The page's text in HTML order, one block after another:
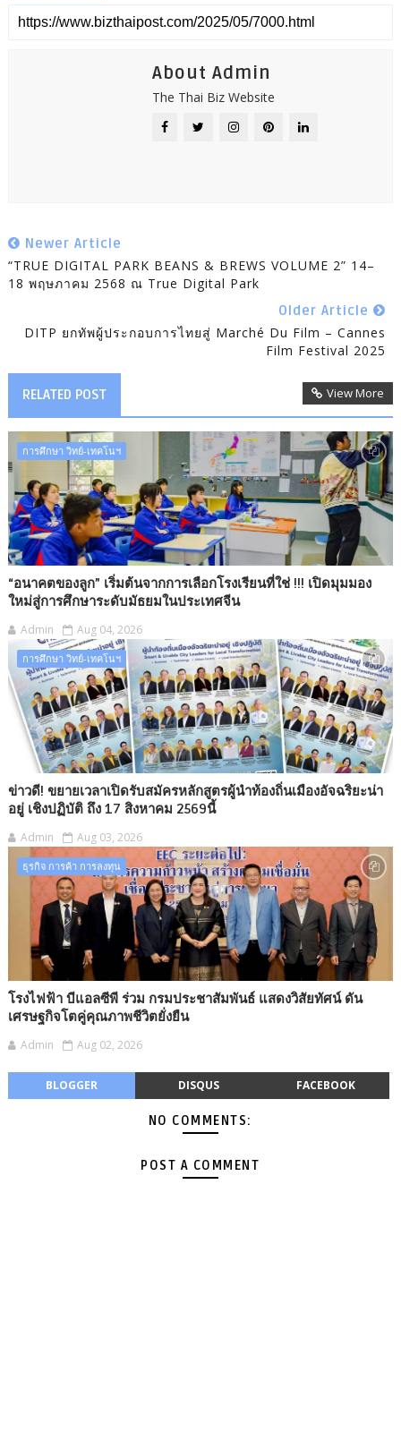
About Admin
The Thai Biz Website
Newer Article
“TRUE DIGITAL PARK BEANS & BREWS VOLUME 2” 14–
18 พฤษภาคม 2568 ณ True Digital Park
Older Article
DITP ยกทัพผู้ประกอบการไทยสู่ Marché Du Film – Cannes
Film Festival 2025
RELATED POST View More
การศึกษา วิทย์-เทคโนฯ
“อนาคตของลูก” เริ่มต้นจากการเลือกโรงเรียนที่ใช่ !!! เปิดมุมมอง
ใหม่สู่การศึกษาระดับมัธยมในประเทศจีน
Admin Aug 04, 2026
การศึกษา วิทย์-เทคโนฯ
ข่าวดี! ขยายเวลาเปิดรับสมัครหลักสูตรผู้นำท้องถิ่นเมืองอัจฉริยะน่า
อยู่ เชิงปฏิบัติ ถึง 17 สิงหาคม 2569นี้
Admin Aug 03, 2026
ธุรกิจ การค้า การลงทุน​
โรงไฟฟ้า บีแอลซีพี ร่วม กรมประชาสัมพันธ์ แสดงวิสัยทัศน์ ดัน
เศรษฐกิจโตคู่คุณภาพชีวิตยั่งยืน
Admin Aug 02, 2026
BLOGGER DISQUS FACEBOOK
NO COMMENTS:
POST A COMMENT